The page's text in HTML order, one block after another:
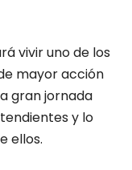
vivir uno de los
mayor acción
gran jornada
y lo
ellos.